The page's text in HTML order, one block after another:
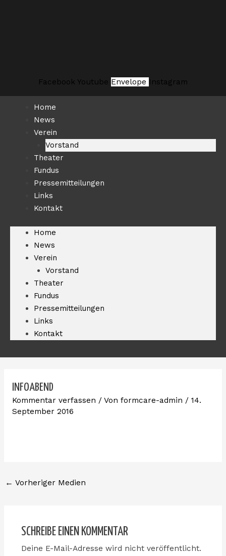
Facebook Youtube Envelope Instagram
Home
News
Verein
Vorstand
Theater
Fundus
Pressemitteilungen
Links
Kontakt
Home
News
Verein
Vorstand
Theater
Fundus
Pressemitteilungen
Links
Kontakt
INFOABEND
Kommentar verfassen / Von formcare-admin / 14.
September 2016
← Vorheriger Medien
SCHREIBE EINEN KOMMENTAR
Deine E-Mail-Adresse wird nicht veröffentlicht.